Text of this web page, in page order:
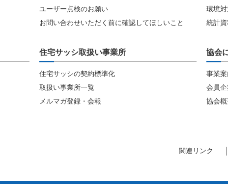
ユーザー点検のお願い
お問い合わせいただく前に確認してほしいこと
環境
統計
住宅サッシ取扱い事業所
住宅サッシの契約標準化
取扱い事業所一覧
メルマガ登録・会報
協会
事業
会員
協会
関連リンク